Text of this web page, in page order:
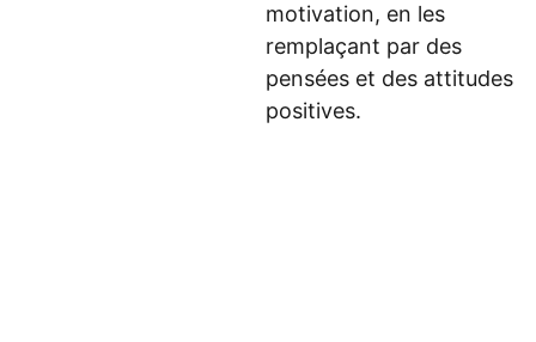
motivation, en les
remplaçant par des
pensées et des attitudes
positives.